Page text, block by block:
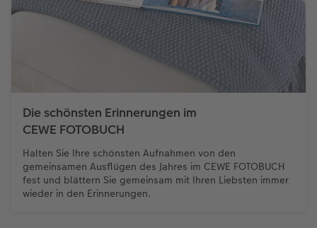
Die schönsten Erinnerungen im
CEWE FOTOBUCH
Halten Sie Ihre schönsten Aufnahmen von den
gemeinsamen Ausflügen des Jahres im CEWE FOTOBUCH
fest und blättern Sie gemeinsam mit Ihren Liebsten immer
wieder in den Erinnerungen.